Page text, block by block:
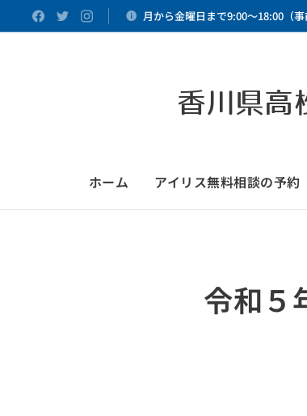
月から金曜日まで9:00～18:00（事
香川県
ホーム アイリス無料相談の予約
令和５